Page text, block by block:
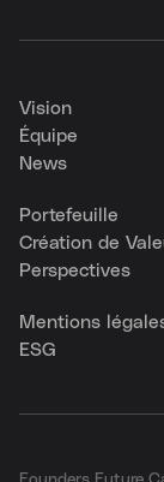
Vision
Équipe
News
Portefeuille
Création de
Perspectives
Mentions
ESG